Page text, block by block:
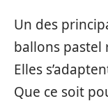
Un des
ballons pastel
Elles
Que ce soit